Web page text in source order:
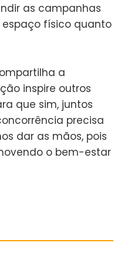
as campanhas
físico quanto
a
inspire outros
que sim, juntos
precisa
dar as mãos, pois
o bem-estar